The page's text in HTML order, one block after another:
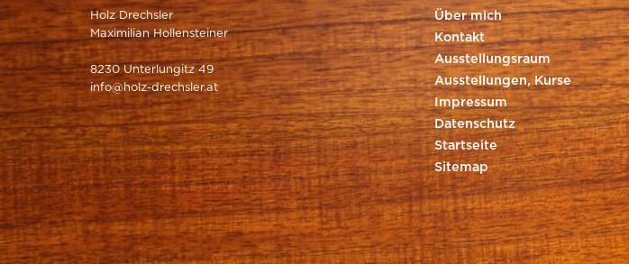
Holz Drechsler
Maximilian Hollensteiner
8230 Unterlungitz 49
info@holz-drechsler.at
Über mich
Kontakt
Ausstellungsraum
Ausstellungen, Kurse
Impressum
Datenschutz
Startseite
Sitemap